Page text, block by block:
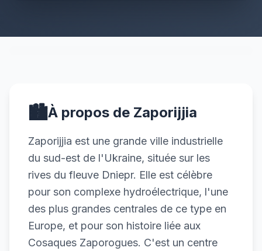
🏙️À propos de Zaporijjia
Zaporijjia est une grande ville industrielle
du sud-est de l'Ukraine, située sur les
rives du fleuve Dniepr. Elle est célèbre
pour son complexe hydroélectrique, l'une
des plus grandes centrales de ce type en
Europe, et pour son histoire liée aux
Cosaques Zaporogues. C'est un centre